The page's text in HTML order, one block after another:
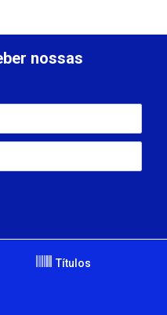
nossas
Títulos